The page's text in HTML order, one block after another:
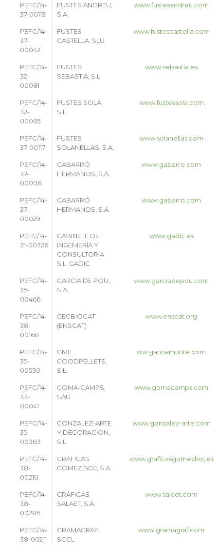
PEFC/14-
37-00119
FUSTES ANDREU,
S.A.
www.fustesandreu.com
PEFC/14-
37-
00042
FUSTES
CASTELLA, SLU
www.fustescastella.com
PEFC/14-
32-
00081
FUSTES
SEBASTIÀ, S.L.
www.sebastia.es
PEFC/14-
32-
00065
FUSTES SOLÀ,
S.L.
www.fustessola.com
PEFC/14-
37-00117
FUSTES
SOLANELLAS, S.A.
www.solanellas.com
PEFC/14-
37-
00006
GABARRÓ
HERMANOS, S.A.
www.gabarro.com
PEFC/14-
37-
00029
GABARRÓ
HERMANOS, S.A.
www.gabarro.com
PEFC/14-
31-00326
GABINETE DE
INGENIERÍA Y
CONSULTORÍA
S.L. GADIC
www.gadic.es
PEFC/14-
35-
00466
GARCIA DE POU,
S.A.
www.garciadepou.com
PEFC/14-
38-
00168
GECBIOCAT
(ENSCAT)
www.enscat.org
PEFC/14-
35-
00530
GME
GOODPELLETS,
S.L.
ww.garciamunte.com
PEFC/14-
33-
00041
GOMA-CAMPS,
SAU
www.gomacamps.com
PEFC/14-
35-
00383
GONZALEZ-ARTE
Y DECORACION,
S.L.
www.gonzalez-arte.com
PEFC/14-
38-
00210
GRAFICAS
GOMEZ BOJ, S.A.
www.graficasgomezboj.es
PEFC/14-
38-
00285
GRÁFICAS
SALAET, S.A.
www.salaet.com
PEFC/14-
38-00211
GRAMAGRAF,
SCCL
www.gramagraf.com